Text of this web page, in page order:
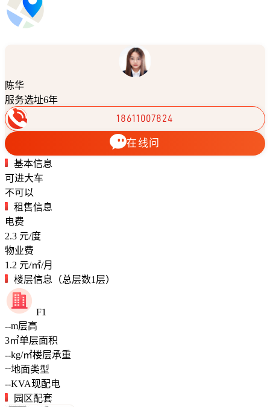
陈华
服务选址6年
18611007824
在线问
基本信息
可进大车
不可以
租售信息
电费
2.3 元/度
物业费
1.2 元/㎡/月
楼层信息（总层数1层）
F1
--m层高
3㎡单层面积
--kg/㎡楼层承重
--地面类型
--KVA现配电
园区配套